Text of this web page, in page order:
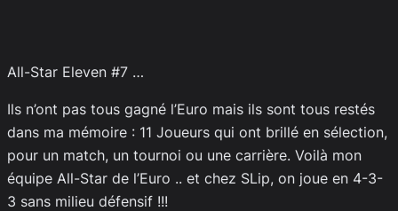
All-Star Eleven #7 …
Ils n’ont pas tous gagné l’Euro mais ils sont tous restés
dans ma mémoire : 11 Joueurs qui ont brillé en sélection,
pour un match, un tournoi ou une carrière. Voilà mon
équipe All-Star de l’Euro .. et chez SLip, on joue en 4-3-
3 sans milieu défensif !!!